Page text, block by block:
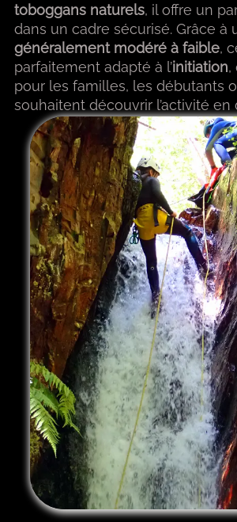
toboggans naturels, il offre un
dans un cadre sécurisé. Grâce à
généralement modéré à faible,
parfaitement adapté à l’initiation,
pour les familles, les débutants
souhaitent découvrir l’activité en